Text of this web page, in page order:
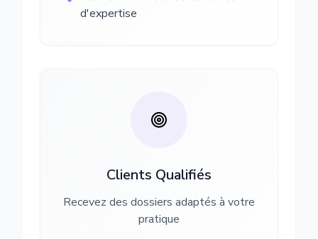
d'expertise
Clients Qualifiés
Recevez des dossiers adaptés à votre
pratique